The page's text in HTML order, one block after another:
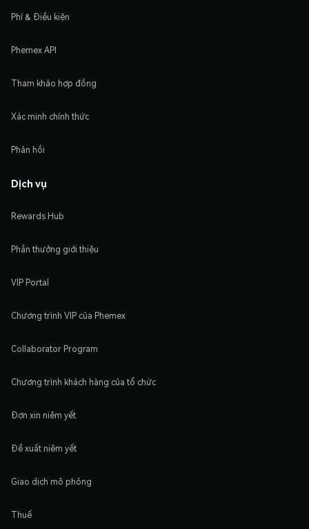
Phí & Điều kiện
Phemex API
Tham khảo hợp đồng
Xác minh chính thức
Phản hồi
Dịch vụ
Rewards Hub
Phần thưởng giới thiệu
VIP Portal
Chương trình VIP của Phemex
Collaborator Program
Chương trình khách hàng của tổ chức
Đơn xin niêm yết
Đề xuất niêm yết
Giao dịch mô phỏng
Thuế